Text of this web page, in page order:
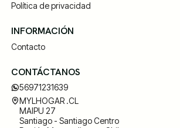
Política de privacidad
INFORMACIÓN
Contacto
CONTÁCTANOS
56971231639
MYLHOGAR .CL
MAIPU 27
Santiago - Santiago Centro